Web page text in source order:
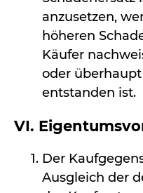
anzusetzen,
höheren
Käufer
oder
entstanden ist.
VI.
Der
Ausgleich der